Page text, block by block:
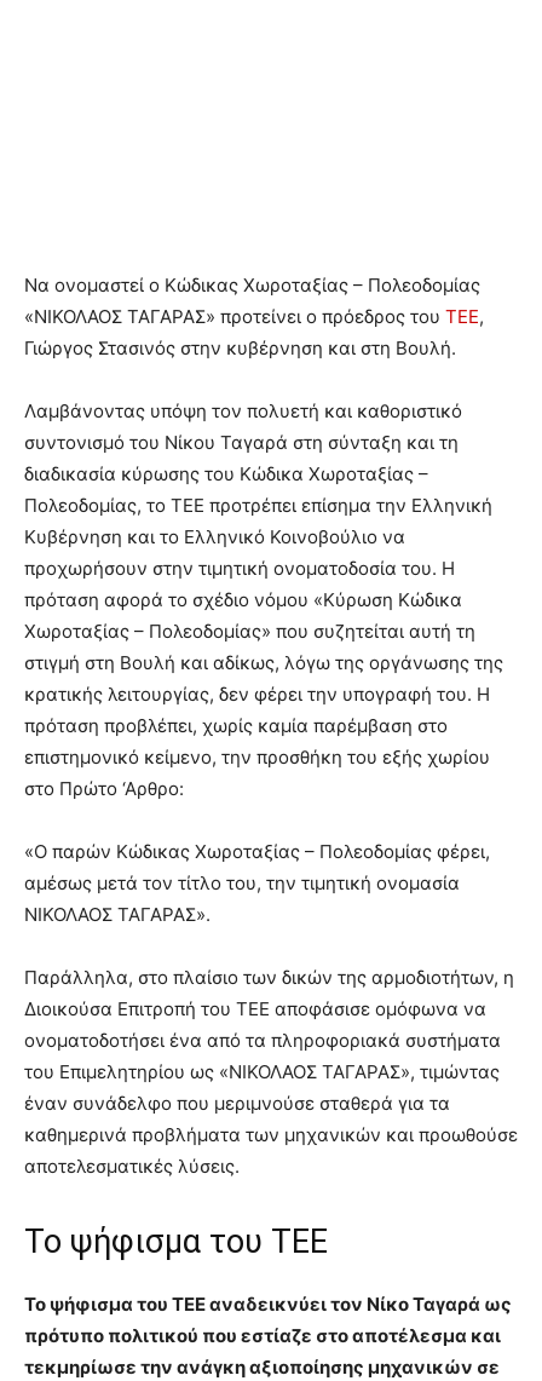
Να ονομαστεί ο Κώδικας Χωροταξίας – Πολεοδομίας
«ΝΙΚΟΛΑΟΣ ΤΑΓΑΡΑΣ» προτείνει ο πρόεδρος του ΤΕΕ,
Γιώργος Στασινός στην κυβέρνηση και στη Βουλή.
Λαμβάνοντας υπόψη τον πολυετή και καθοριστικό
συντονισμό του Νίκου Ταγαρά στη σύνταξη και τη
διαδικασία κύρωσης του Κώδικα Χωροταξίας –
Πολεοδομίας, το ΤΕΕ προτρέπει επίσημα την Ελληνική
Κυβέρνηση και το Ελληνικό Κοινοβούλιο να
προχωρήσουν στην τιμητική ονοματοδοσία του. Η
πρόταση αφορά το σχέδιο νόμου «Κύρωση Κώδικα
Χωροταξίας – Πολεοδομίας» που συζητείται αυτή τη
στιγμή στη Βουλή και αδίκως, λόγω της οργάνωσης της
κρατικής λειτουργίας, δεν φέρει την υπογραφή του. Η
πρόταση προβλέπει, χωρίς καμία παρέμβαση στο
επιστημονικό κείμενο, την προσθήκη του εξής χωρίου
στο Πρώτο ‘Αρθρο:
«Ο παρών Κώδικας Χωροταξίας – Πολεοδομίας φέρει,
αμέσως μετά τον τίτλο του, την τιμητική ονομασία
ΝΙΚΟΛΑΟΣ ΤΑΓΑΡΑΣ».
Παράλληλα, στο πλαίσιο των δικών της αρμοδιοτήτων, η
Διοικούσα Επιτροπή του ΤΕΕ αποφάσισε ομόφωνα να
ονοματοδοτήσει ένα από τα πληροφοριακά συστήματα
του Επιμελητηρίου ως «ΝΙΚΟΛΑΟΣ ΤΑΓΑΡΑΣ», τιμώντας
έναν συνάδελφο που μεριμνούσε σταθερά για τα
καθημερινά προβλήματα των μηχανικών και προωθούσε
αποτελεσματικές λύσεις.
Το ψήφισμα του ΤΕΕ
Το ψήφισμα του ΤΕΕ αναδεικνύει τον Νίκο Ταγαρά ως
πρότυπο πολιτικού που εστίαζε στο αποτέλεσμα και
τεκμηρίωσε την ανάγκη αξιοποίησης μηχανικών σε